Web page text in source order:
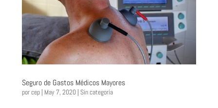
Seguro de Gastos Médicos Mayores
porcep| May 7, 2020| Sin categoría